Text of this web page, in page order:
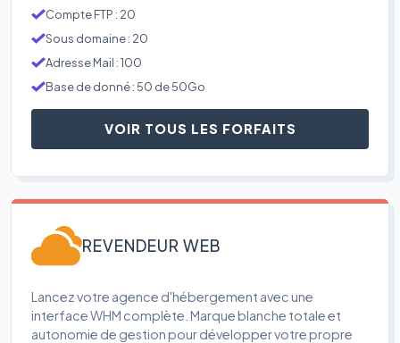
Compte FTP : 20
Sous domaine : 20
Adresse Mail : 100
Base de donné : 50 de 50Go
VOIR TOUS LES FORFAITS
REVENDEUR WEB
Lancez votre agence d'hébergement avec une
interface WHM complète. Marque blanche totale et
autonomie de gestion pour développer votre propre